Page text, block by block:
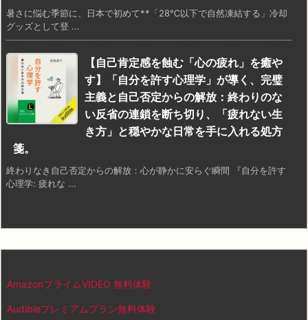
暑さに悩む季節に、日本で初めて**「28℃以下で自然凍結する」冷却
グッズとして登 ...
【自己肯定感を蝕む「心の疲れ」を癒や
す】「自分を許す心理学」が導く、完璧
主義と自己否定からの解放：終わりのな
い反省の連鎖を断ち切り、「疲れない生
き方」と穏やかな日常を手に入れる処方
箋。
終わりなき自己否定からの解放：心が静かに安らぐ瞬間 『自分を許す
心理学: 疲れな ...
AmazonプライムVIDEO 無料体験
Audibleプレミアムプラン無料体験